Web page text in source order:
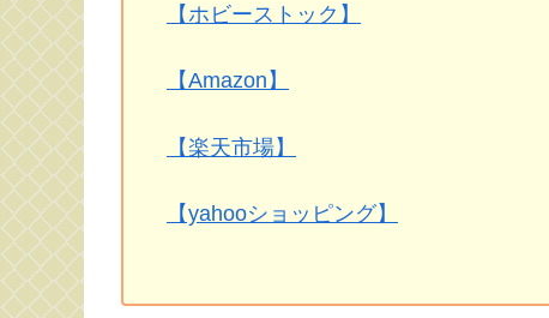
【ホビーストック】
【Amazon】
【楽天市場】
【yahooショッピング】